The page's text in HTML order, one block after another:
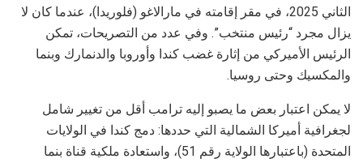
الثاني 2025، في مقر إقامته في مارالاغو (فلوريدا)، عندما كان لا
يزال مجرد “رئيس منتخب”. وفي عدد من التصريحات، تمكن
الرئيس الأميركي من إثارة غضب كندا وأوروبا والدنمارك وبنما
والمكسيك وحتى روسيا.
لا يمكن اعتبار بعض ما يصبو إليه ترامب أقل من تغيير شامل
لجغرافية أميركا الشمالية التي حددها: دمج كندا في الولايات
المتحدة (باعتبارها الولاية رقم 51)، واستعادة ملكية قناة بنما